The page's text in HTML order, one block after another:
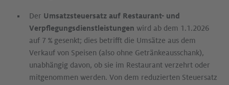
Der Umsatz­steuer­satz auf Restaurant- und
Verpflegungs­dienst­leistungen wird ab dem 1.1.2026
auf 7 % gesenkt; dies betrifft die Umsätze aus dem
Verkauf von Speisen (also ohne Getränke­ausschank),
unabhängig davon, ob sie im Restaurant verzehrt oder
mitgenommen werden. Von dem reduzierten Steuersatz